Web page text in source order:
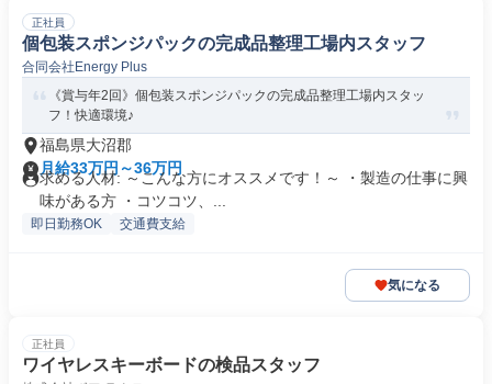
正社員
個包装スポンジパックの完成品整理工場内スタッフ
合同会社Energy Plus
《賞与年2回》個包装スポンジパックの完成品整理工場内スタッ
フ！快適環境♪
福島県大沼郡
月給33万円～36万円
求める人材: ～こんな方にオススメです！～ ・製造の仕事に興
味がある方 ・コツコツ、...
即日勤務OK 交通費支給
気になる
正社員
ワイヤレスキーボードの検品スタッフ